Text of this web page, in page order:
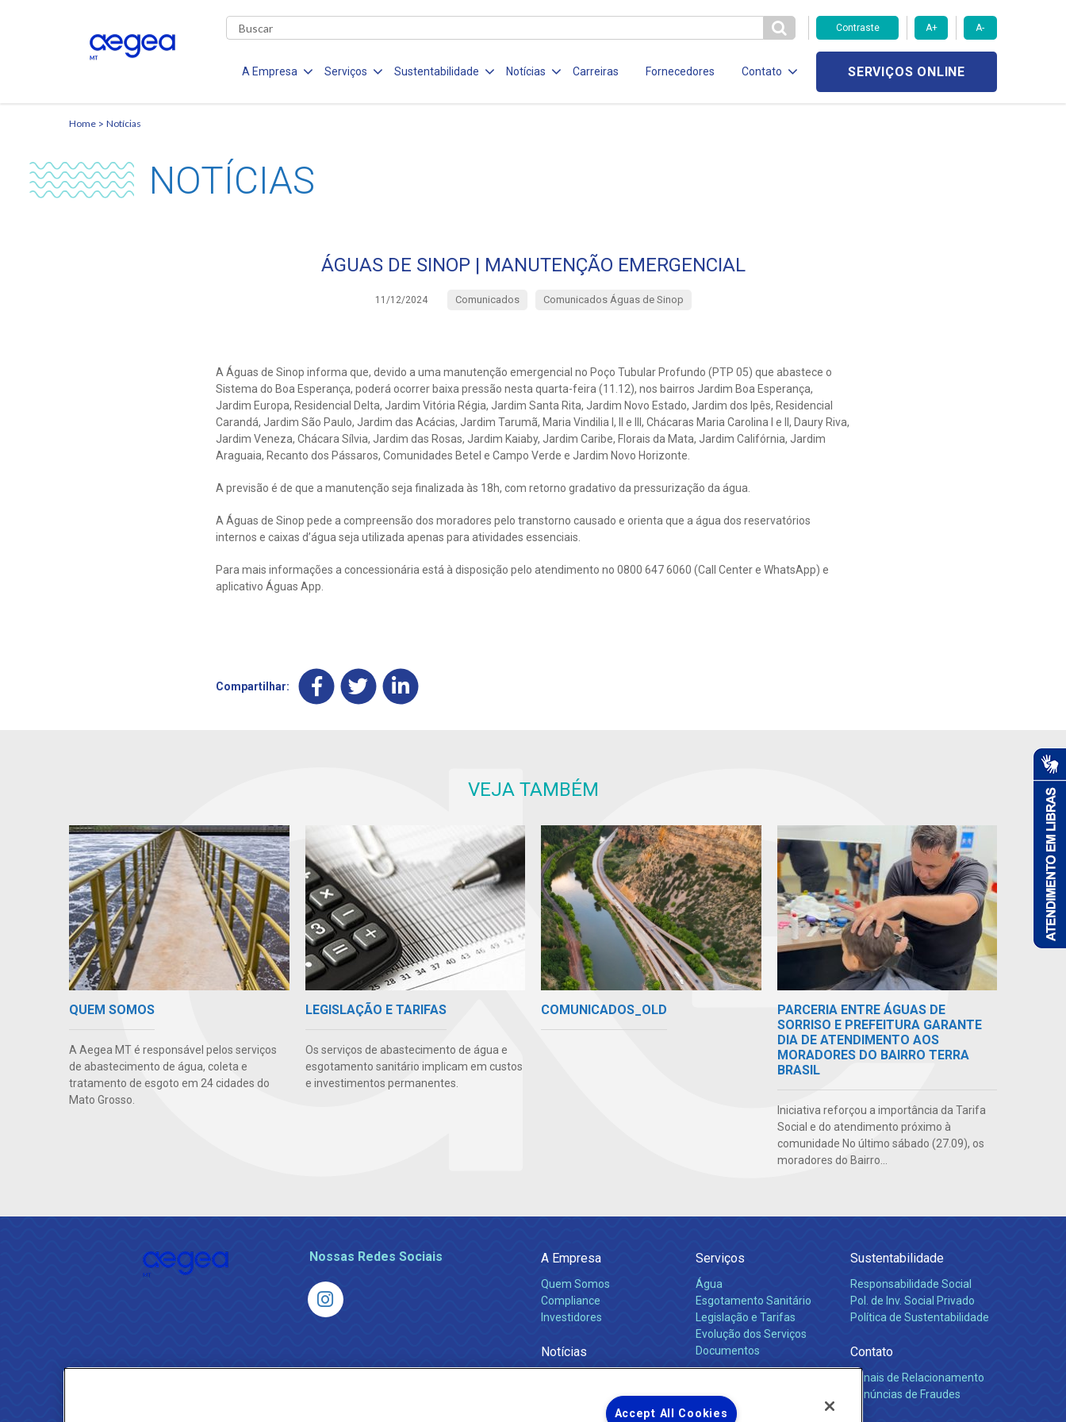
Contraste A+ A-
A Empresa Serviços Sustentabilidade Notícias Carreiras Fornecedores Contato SERVIÇOS ONLINE
Home Notícias
NOTÍCIAS
ÁGUAS DE SINOP | MANUTENÇÃO EMERGENCIAL
11/12/2024 Comunicados Comunicados Águas de Sinop
A Águas de Sinop informa que, devido a uma manutenção emergencial no Poço Tubular Profundo (PTP 05) que abastece o
Sistema do Boa Esperança, poderá ocorrer baixa pressão nesta quarta-feira (11.12), nos bairros Jardim Boa Esperança,
Jardim Europa, Residencial Delta, Jardim Vitória Régia, Jardim Santa Rita, Jardim Novo Estado, Jardim dos Ipês, Residencial
Carandá, Jardim São Paulo, Jardim das Acácias, Jardim Tarumã, Maria Vindilia I, II e III, Chácaras Maria Carolina I e II, Daury Riva,
Jardim Veneza, Chácara Sílvia, Jardim das Rosas, Jardim Kaiaby, Jardim Caribe, Florais da Mata, Jardim Califórnia, Jardim
Araguaia, Recanto dos Pássaros, Comunidades Betel e Campo Verde e Jardim Novo Horizonte.
A previsão é de que a manutenção seja finalizada às 18h, com retorno gradativo da pressurização da água.
A Águas de Sinop pede a compreensão dos moradores pelo transtorno causado e orienta que a água dos reservatórios
internos e caixas d’água seja utilizada apenas para atividades essenciais.
Para mais informações a concessionária está à disposição pelo atendimento no 0800 647 6060 (Call Center e WhatsApp) e
aplicativo Águas App.
Compartilhar:
VEJA TAMBÉM
QUEM SOMOS
A Aegea MT é responsável pelos serviços
de abastecimento de água, coleta e
tratamento de esgoto em 24 cidades do
Mato Grosso.
LEGISLAÇÃO E TARIFAS
Os serviços de abastecimento de água e
esgotamento sanitário implicam em custos
e investimentos permanentes.
COMUNICADOS_OLD
PARCERIA ENTRE ÁGUAS DE
SORRISO E PREFEITURA GARANTE
DIA DE ATENDIMENTO AOS
MORADORES DO BAIRRO TERRA
BRASIL
Iniciativa reforçou a importância da Tarifa
Social e do atendimento próximo à
comunidade No último sábado (27.09), os
moradores do Bairro...
Nossas Redes Sociais A Empresa
Quem Somos
Compliance
Investidores
Notícias
Serviços
Água
Esgotamento Sanitário
Legislação e Tarifas
Evolução dos Serviços
Documentos
Sustentabilidade
Responsabilidade Social
Pol. de Inv. Social Privado
Política de Sustentabilidade
Contato
Canais de Relacionamento
Denúncias de Fraudes
Accept All Cookies